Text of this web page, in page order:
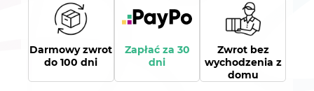
Darmowy zwrot
do 100 dni
Zapłać za 30
dni
Zwrot bez
wychodzenia z
domu